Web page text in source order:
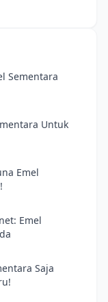
Sementara
Untuk
Emel
Emel
Saja